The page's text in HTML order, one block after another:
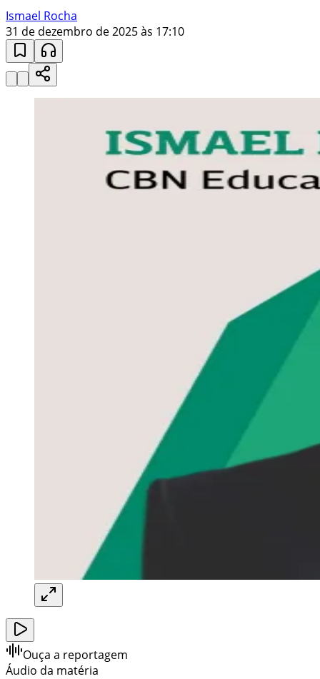
Ismael Rocha
31 de dezembro de 2025 às 17:10
Ouça a reportagem
Áudio da matéria